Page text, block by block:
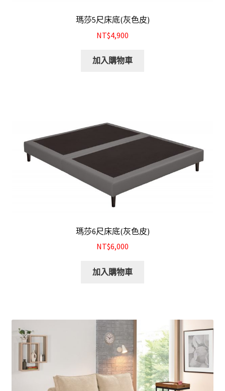
瑪莎5尺床底(灰色皮)
NT$4,900
加入購物車
瑪莎6尺床底(灰色皮)
NT$6,000
加入購物車